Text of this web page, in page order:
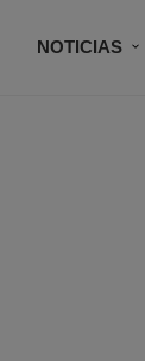
NOTICIAS